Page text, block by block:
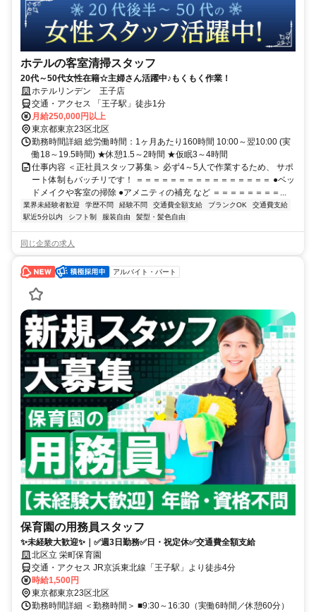
ホテルの客室清掃スタッフ
20代～50代女性在籍☆主婦さん活躍中♪もくもく作業！
ホテルリンデン 王子店
交通・アクセス 「王子駅」徒歩1分
月給250,000円以上
東京都東京23区北区
勤務時間詳細 総労働時間：1ヶ月あたり160時間 10:00～翌10:00 (実
働18～19.5時間) ★休憩1.5～2時間 ★仮眠3～4時間
仕事内容 ＜正社員スタッフ募集＞ 必ず4～5人で作業するため、 サポ
ート体制もバッチリです！ ＝＝＝＝＝＝＝＝＝＝＝＝＝＝＝＝ ●ベッ
ドメイクや客室の掃除 ●アメニティの補充 など ＝＝＝＝＝＝＝＝...
業界未経験者歓迎 学歴不問 経験不問 交通費全額支給 ブランクOK
交通費支給
駅近5分以内
シフト制 服装自由 髪型・髪色自由
同じ企業の求人
アルバイト・パート
保育園の用務員スタッフ
✨未経験大歓迎✨｜✅週3日勤務✅日・祝定休✅交通費全額支給
北区立 栄町保育園
交通・アクセス JR京浜東北線「王子駅」より徒歩4分
時給1,500円
東京都東京23区北区
勤務時間詳細 ＜勤務時間＞ ■9:30～16:30（実働6時間／休憩60分）